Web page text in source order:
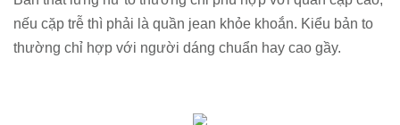
nếu cặp trễ thì phải là quần jean khỏe khoắn. Kiểu bản to
thường chỉ hợp với người dáng chuẩn hay cao gầy.